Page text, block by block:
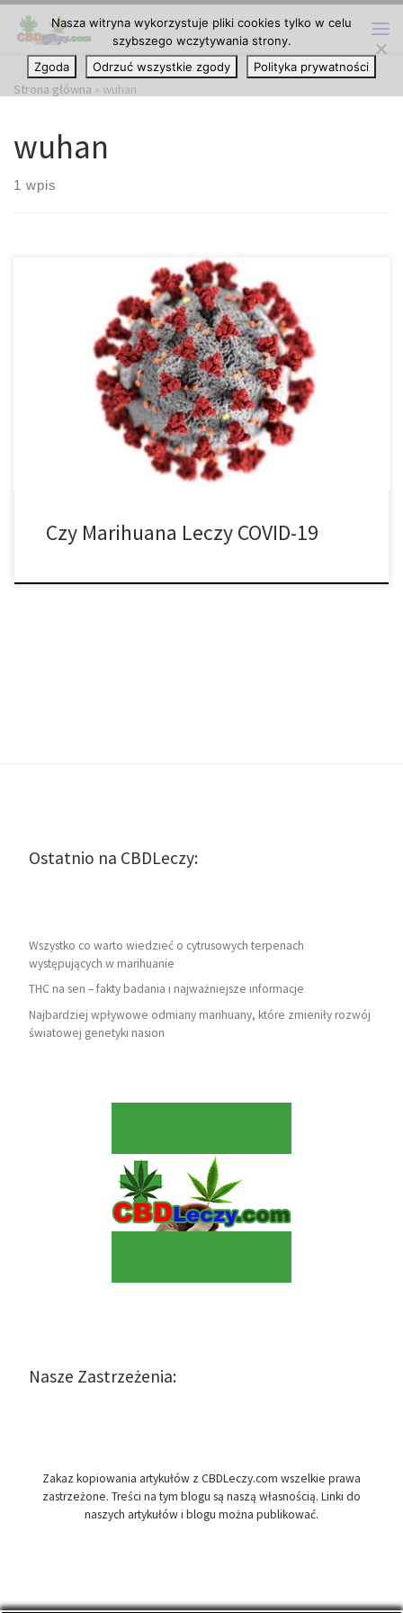
Przejdź do treści
Strona główna » wuhan
wuhan
1 wpis
Czy marihuana leczy lub zapobiega zachorowaniu na COVID-19?
W czasach koronawirusa jedno pytanie gnębi wielu użytkowników
cannabis: Czy marihuana leczy lub zapobiega zachorowaniu na
COVID-19… czy raczej pogarsza stan choroby? Niestety, ale
naukowcy nie mogą po prostu legalnie udać się do laboratorium i
przetestować kannabinoidów w kontekście nowego
koronawirusa. Ale […]
Czy Marihuana Leczy COVID-19
Ostatnio na CBDLeczy:
Wszystko co warto wiedzieć o cytrusowych terpenach
występujących w marihuanie
THC na sen – fakty badania i najważniejsze informacje
Najbardziej wpływowe odmiany marihuany, które zmieniły rozwój
światowej genetyki nasion
Nasze Zastrzeżenia:
Zakaz kopiowania artykułów z CBDLeczy.com wszelkie prawa
zastrzeżone. Treści na tym blogu są naszą własnością. Linki do
naszych artykułów i blogu można publikować.
Nasza witryna wykorzystuje pliki cookies tylko w celu
szybszego wczytywania strony.
Zgoda
Odrzuć wszystkie zgody Polityka prywatności